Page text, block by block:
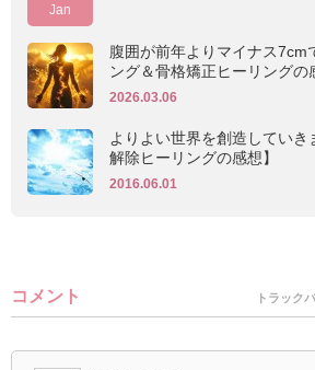
Jan
腹囲が前年よりマイナス7cm
ング＆骨格矯正ヒーリングの
2026.03.06
よりよい世界を創造していき
解除ヒーリングの感想】
2016.06.01
コメント トラック